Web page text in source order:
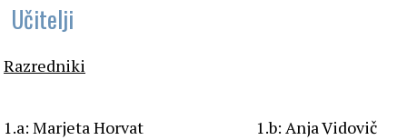
Učitelji
Razredniki
1.a: Marjeta Horvat 1.b: Anja Vidovič